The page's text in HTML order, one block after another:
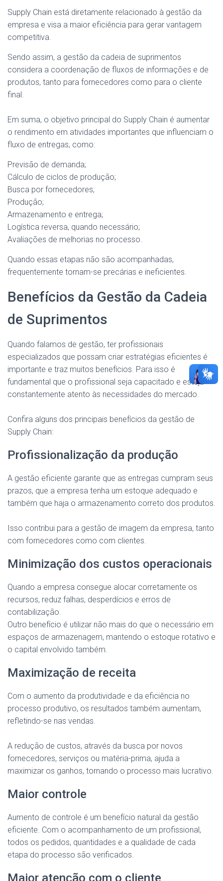
Supply Chain está diretamente relacionado à gestão da
empresa e visa a maior eficiência para gerar vantagem
competitiva.
Sendo assim, a gestão da cadeia de suprimentos
considera a coordenação de fluxos de informações e de
produtos, tanto para fornecedores como para o cliente
final.
Em suma, o objetivo principal do Supply Chain é aumentar
o rendimento em atividades importantes que influenciam o
fluxo de entregas, como:
Previsão de demanda;
Cálculo de ciclos de produção;
Busca por fornecedores;
Produção;
Armazenamento e entrega;
Logística reversa, quando necessário;
Avaliações de melhorias no processo.
Quando essas etapas não são acompanhadas,
frequentemente tornam-se precárias e ineficientes.
Benefícios da Gestão da Cadeia
de Suprimentos
Quando falamos de gestão, ter profissionais
especializados que possam criar estratégias eficientes é
importante e traz muitos benefícios. Para isso é
fundamental que o profissional seja capacitado e esteja
constantemente atento às necessidades do mercado.
Confira alguns dos principais benefícios da gestão de
Supply Chain:
Profissionalização da produção
A gestão eficiente garante que as entregas cumpram seus
prazos, que a empresa tenha um estoque adequado e
também que haja o armazenamento correto dos produtos.
Isso contribui para a gestão de imagem da empresa, tanto
com fornecedores como com clientes.
Minimização dos custos operacionais
Quando a empresa consegue alocar corretamente os
recursos, reduz falhas, desperdícios e erros de
contabilização.
Outro benefício é utilizar não mais do que o necessário em
espaços de armazenagem, mantendo o estoque rotativo e
o capital envolvido também.
Maximização de receita
Com o aumento da produtividade e da eficiência no
processo produtivo, os resultados também aumentam,
refletindo-se nas vendas.
A redução de custos, através da busca por novos
fornecedores, serviços ou matéria-prima, ajuda a
maximizar os ganhos, tornando o processo mais lucrativo.
Maior controle
Aumento de controle é um benefício natural da gestão
eficiente. Com o acompanhamento de um profissional,
todos os pedidos, quantidades e a qualidade de cada
etapa do processo são verificados.
Maior atenção com o cliente